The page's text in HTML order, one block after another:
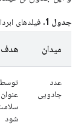
جدول 1. فیلدهای
میدان هدف
عدد
جادویی
شود